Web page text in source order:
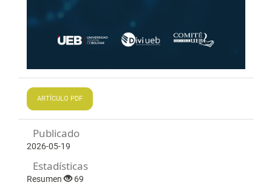
ARTÍCULO PDF
Publicado
2026-05-19
Estadísticas
Resumen 69